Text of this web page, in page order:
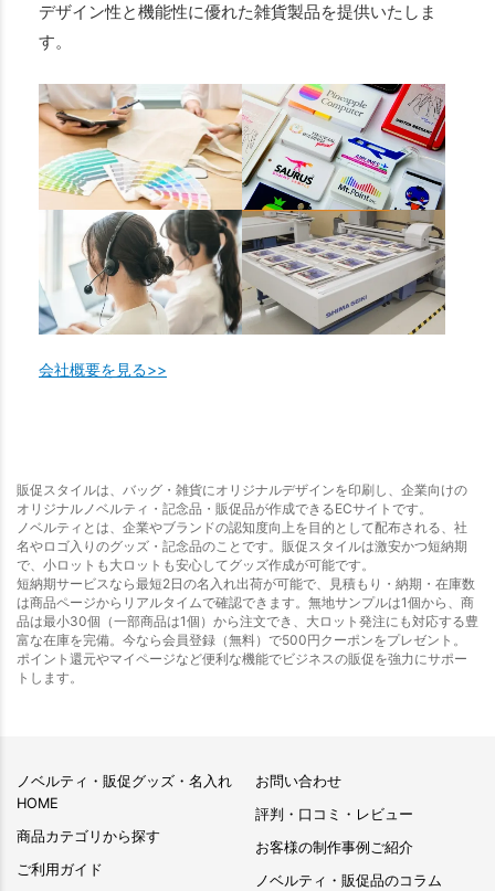
デザイン性と機能性に優れた雑貨製品を提供いたしま
す。
会社概要を見る>>
販促スタイルは、バッグ・雑貨にオリジナルデザインを印刷し、企業向けの
オリジナルノベルティ・記念品・販促品が作成できるECサイトです。
ノベルティとは、企業やブランドの認知度向上を目的として配布される、社
名やロゴ入りのグッズ・記念品のことです。販促スタイルは激安かつ短納期
で、小ロットも大ロットも安心してグッズ作成が可能です。
短納期サービスなら最短2日の名入れ出荷が可能で、見積もり・納期・在庫数
は商品ページからリアルタイムで確認できます。無地サンプルは1個から、商
品は最小30個（一部商品は1個）から注文でき、大ロット発注にも対応する豊
富な在庫を完備。今なら会員登録（無料）で500円クーポンをプレゼント。
ポイント還元やマイページなど便利な機能でビジネスの販促を強力にサポー
トします。
ノベルティ・販促グッズ・名入れ
HOME
商品カテゴリから探す
ご利用ガイド
お問い合わせ
評判・口コミ・レビュー
お客様の制作事例ご紹介
ノベルティ・販促品のコラム